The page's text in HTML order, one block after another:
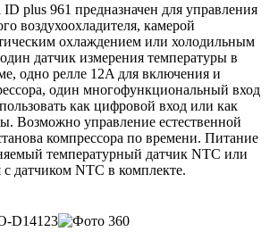
plus 961 предназначен для управления
воздухоохладителя, камерой
охлаждением или холодильным
датчик измерения температуры в
одно релле 12A для включения и
один многофункциональный вход
как цифровой вход или как
Возможно управление естественной
компрессора по времени. Питание
температурный датчик NTC или
с датчиком NTC в комплекте.